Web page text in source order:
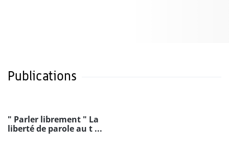
Publications
" Parler librement " La
liberté de parole au t ...